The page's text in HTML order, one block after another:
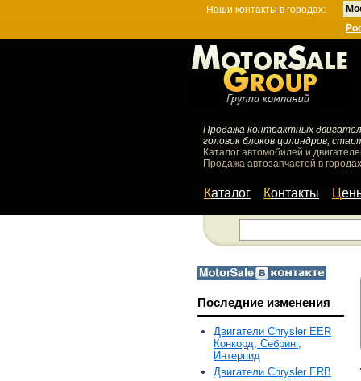
Наши контакты в городах:
Продажа контрактных
головок блоков цилиндров,
Каталог автомобилей и
Продажа автозапчастей в
Каталог Контакты
Последние изменения
Двигатели Chrysler EER
Конкорд, Себринг,
Интерпид
Двигатели Chrysler ERB